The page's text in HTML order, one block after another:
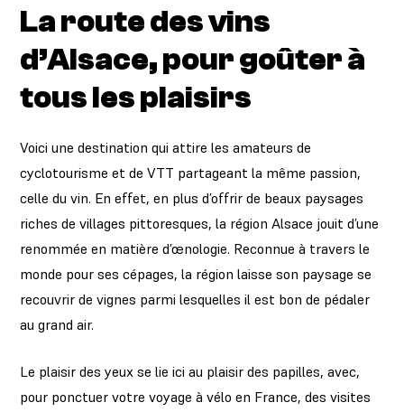
La route des vins
d’Alsace, pour goûter à
tous les plaisirs
Voici une destination qui attire les amateurs de
cyclotourisme et de VTT partageant la même passion,
celle du vin. En effet, en plus d’offrir de beaux paysages
riches de villages pittoresques, la région Alsace jouit d’une
renommée en matière d’œnologie. Reconnue à travers le
monde pour ses cépages, la région laisse son paysage se
recouvrir de vignes parmi lesquelles il est bon de pédaler
au grand air.
Le plaisir des yeux se lie ici au plaisir des papilles, avec,
pour ponctuer votre voyage à vélo en France, des visites